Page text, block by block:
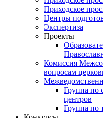
Приходское
Центры
Экспертиза
Проекты
Комиссия
вопросам
Группа по
центров
Группа по